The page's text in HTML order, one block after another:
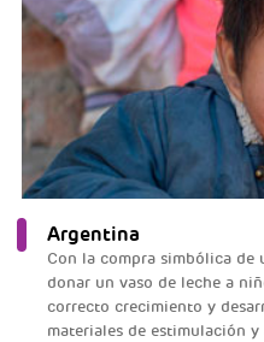
Argentina
Con la compra simbólica de
donar un vaso de leche a
correcto crecimiento y
materiales de estimulación